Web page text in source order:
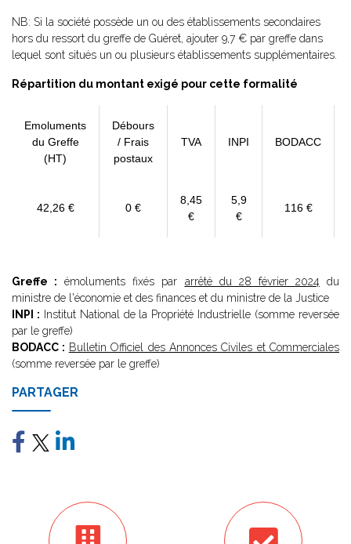
NB: Si la société possède un ou des établissements secondaires
hors du ressort du greffe de Guéret, ajouter 9,7 € par greffe dans
lequel sont situés un ou plusieurs établissements supplémentaires.
Répartition du montant exigé pour cette formalité
Emoluments
du Greffe
(HT)
Débours
/ Frais
postaux
TVA INPI BODACC
42,26 € 0 €
8,45
€
5,9
€
116 €
Greffe : émoluments fixés par arrêté du 28 février 2024 du
ministre de l'économie et des finances et du ministre de la Justice
INPI : Institut National de la Propriété Industrielle (somme reversée
par le greffe)
BODACC : Bulletin Officiel des Annonces Civiles et Commerciales
(somme reversée par le greffe)
PARTAGER